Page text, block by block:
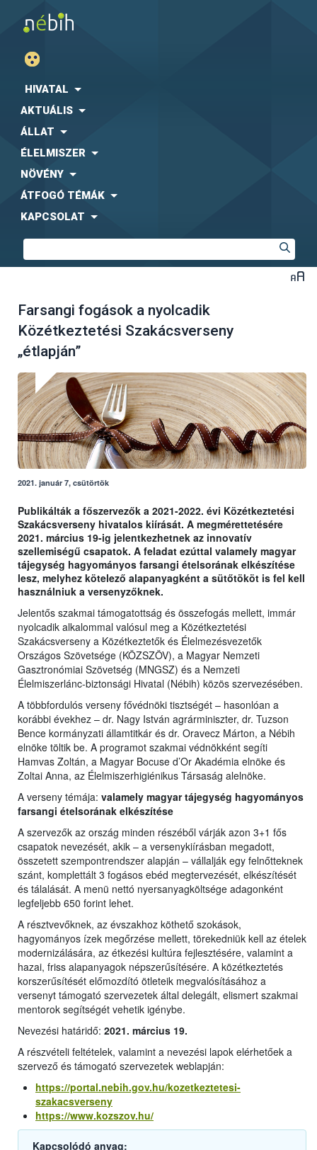
HIVATAL
AKTUÁLIS
ÁLLAT
ÉLELMISZER
NÖVÉNY
ÁTFOGÓ TÉMÁK
KAPCSOLAT
Farsangi fogások a nyolcadik
Közétkeztetési Szakácsverseny
„étlapján”
2021. január 7, csütörtök
Publikálták a főszervezők a 2021-2022. évi Közétkeztetési
Szakácsverseny hivatalos kiírását. A megmérettetésére
2021. március 19-ig jelentkezhetnek az innovatív
szellemiségű csapatok. A feladat ezúttal valamely magyar
tájegység hagyományos farsangi ételsorának elkészítése
lesz, melyhez kötelező alapanyagként a sütőtököt is fel kell
használniuk a versenyzőknek.
Jelentős szakmai támogatottság és összefogás mellett, immár
nyolcadik alkalommal valósul meg a Közétkeztetési
Szakácsverseny a Közétkeztetők és Élelmezésvezetők
Országos Szövetsége (KÖZSZÖV), a Magyar Nemzeti
Gasztronómiai Szövetség (MNGSZ) és a Nemzeti
Élelmiszerlánc-biztonsági Hivatal (Nébih) közös szervezésében.
A többfordulós verseny fővédnöki tisztségét – hasonlóan a
korábbi évekhez – dr. Nagy István agrárminiszter, dr. Tuzson
Bence kormányzati államtitkár és dr. Oravecz Márton, a Nébih
elnöke töltik be. A programot szakmai védnökként segíti
Hamvas Zoltán, a Magyar Bocuse d’Or Akadémia elnöke és
Zoltai Anna, az Élelmiszerhigiénikus Társaság alelnöke.
A verseny témája: valamely magyar tájegység hagyományos
farsangi ételsorának elkészítése
A szervezők az ország minden részéből várják azon 3+1 fős
csapatok nevezését, akik – a versenykiírásban megadott,
összetett szempontrendszer alapján – vállalják egy felnőtteknek
szánt, komplettált 3 fogásos ebéd megtervezését, elkészítését
és tálalását. A menü nettó nyersanyagköltsége adagonként
legfeljebb 650 forint lehet.
A résztvevőknek, az évszakhoz köthető szokások,
hagyományos ízek megőrzése mellett, törekedniük kell az ételek
modernizálására, az étkezési kultúra fejlesztésére, valamint a
hazai, friss alapanyagok népszerűsítésére. A közétkeztetés
korszerűsítését előmozdító ötleteik megvalósításához a
versenyt támogató szervezetek által delegált, elismert szakmai
mentorok segítségét vehetik igénybe.
Nevezési határidő: 2021. március 19.
A részvételi feltételek, valamint a nevezési lapok elérhetőek a
szervező és támogató szervezetek weblapján:
https://portal.nebih.gov.hu/kozetkeztetesi-
szakacsverseny
https://www.kozszov.hu/
Kapcsolódó anyag: